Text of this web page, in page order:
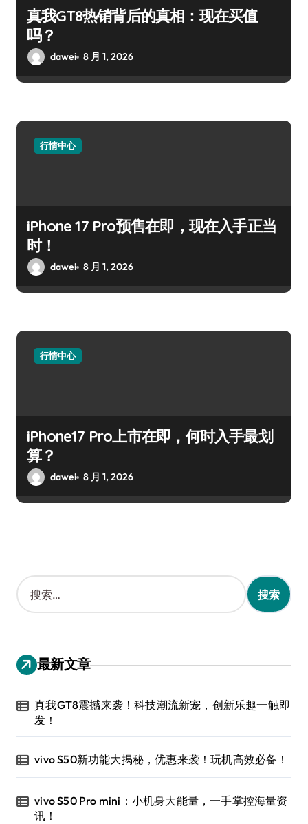
真我GT8热销背后的真相：现在买值
吗？
dawei 8 月 1, 2026
行情中心
iPhone 17 Pro预售在即，现在入手正当
时！
dawei 8 月 1, 2026
行情中心
iPhone17 Pro上市在即，何时入手最划
算？
dawei 8 月 1, 2026
搜
索
：
最新文章
真我GT8震撼来袭！科技潮流新宠，创新乐趣一触即
发！
vivo S50新功能大揭秘，优惠来袭！玩机高效必备！
vivo S50 Pro mini：小机身大能量，一手掌控海量资
讯！